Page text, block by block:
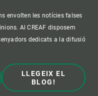
envolten les notícies falses
Al CREAF disposem
dedicats a la difusió
LLEGEIX EL
BLOG!